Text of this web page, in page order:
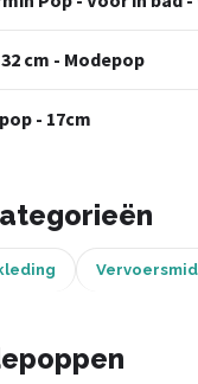
cm - Modepop
- 17cm